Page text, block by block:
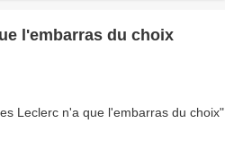
l'embarras du choix